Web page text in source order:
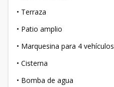
• Terraza
• Patio amplio
• Marquesina para 4 vehículos
• Cisterna
• Bomba de agua